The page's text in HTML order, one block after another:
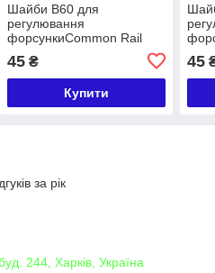
Шайби B60 для
регулювання
форсункиCommon Rail
45₴
Купити
45
за рік
244, Харків, Україна